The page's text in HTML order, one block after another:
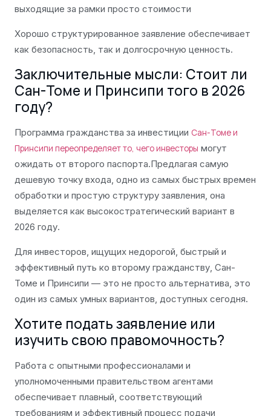
выходящие за рамки просто стоимости
Хорошо структурированное заявление обеспечивает
как безопасность, так и долгосрочную ценность.
Заключительные мысли: Стоит ли
Сан-Томе и Принсипи того в 2026
году?
Программа гражданства за инвестиции Сан-Томе и
Принсипи переопределяет то, чего инвесторы могут
ожидать от второго паспорта.Предлагая самую
дешевую точку входа, одно из самых быстрых времен
обработки и простую структуру заявления, она
выделяется как высокостратегический вариант в
2026 году.
Для инвесторов, ищущих недорогой, быстрый и
эффективный путь ко второму гражданству, Сан-
Томе и Принсипи — это не просто альтернатива, это
один из самых умных вариантов, доступных сегодня.
Хотите подать заявление или
изучить свою правомочность?
Работа с опытными профессионалами и
уполномоченными правительством агентами
обеспечивает плавный, соответствующий
требованиям и эффективный процесс подачи